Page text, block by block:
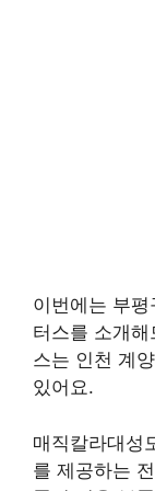
이번에는 부
터스를 소개
스는 인천 계
있어요.
매직칼라대성
를 제공하는